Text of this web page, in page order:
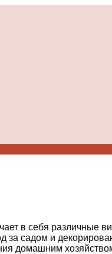
в себя различные
за садом и
домашним